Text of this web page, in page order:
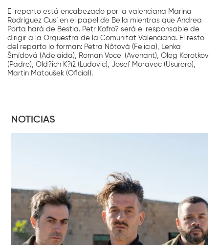
El reparto está encabezado por la valenciana Marina
Rodríguez Cusí en el papel de Bella mientras que Andrea
Porta hará de Bestia. Petr Kofro? será el responsable de
dirigir a la Orquestra de la Comunitat Valenciana. El resto
del reparto lo forman: Petra Nôtová (Felicia), Lenka
Šmídová (Adelaida), Roman Vocel (Avenant), Oleg Korotkov
(Padre), Old?ich K?íž (Ludovic), Josef Moravec (Usurero),
Martin Matoušek (Oficial).
NOTICIAS